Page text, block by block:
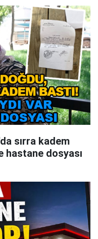
sırra kadem
hastane dosyası